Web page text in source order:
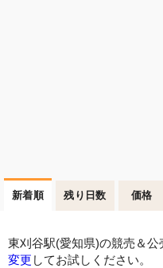
新着順 残り日数 価格
東刈谷駅(愛知県)の競売＆公
変更 してお試しください。